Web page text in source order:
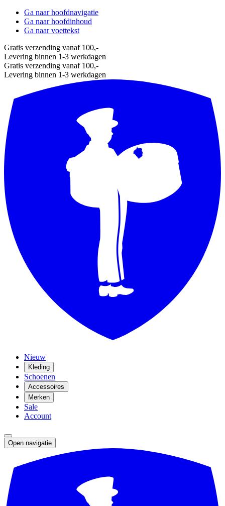
Ga naar hoofdnavigatie
Ga naar hoofdinhoud
Ga naar voettekst
Gratis verzending vanaf 100,-
Levering binnen 1-3 werkdagen
Gratis verzending vanaf 100,-
Levering binnen 1-3 werkdagen
Nieuw
Kleding
Schoenen
Accessoires
Merken
Sale
Account
Open navigatie